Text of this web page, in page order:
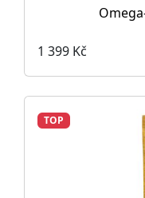
1 399 Kč
TOP